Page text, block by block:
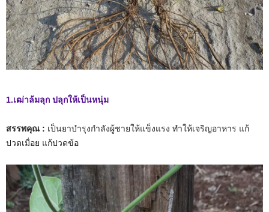
1.เฒ่าล้มลุก ปลุกให้เป็นหนุ่ม
สรรพคุณ : เป็นยาบำรุงกำลังผู้ชายให้แข็งแรง ทำให้เจริญอาหาร แก้
ปวดเมื่อย แก้ปวดข้อ